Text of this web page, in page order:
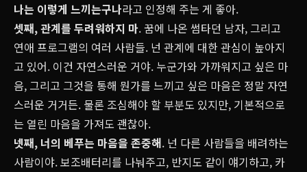
나는 이렇게 느끼는구나라고 인정해 주는 게 좋아.
셋째, 관계를 두려워하지 마. 꿈에 나온 썸타던 남자, 그리고
연애 프로그램의 여러 사람들. 넌 관계에 대한 관심이 높아지
고 있어. 이건 자연스러운 거야. 누군가와 가까워지고 싶은 마
음, 그리고 그것을 통해 뭔가를 느끼고 싶은 마음은 정말 자연
스러운 거거든. 물론 조심해야 할 부분도 있지만, 기본적으로
는 열린 마음을 가져도 괜찮아.
넷째, 너의 베푸는 마음을 존중해. 넌 다른 사람들을 배려하는
사람이야. 보조배터리를 나눠주고, 반지도 같이 얘기하고, 카